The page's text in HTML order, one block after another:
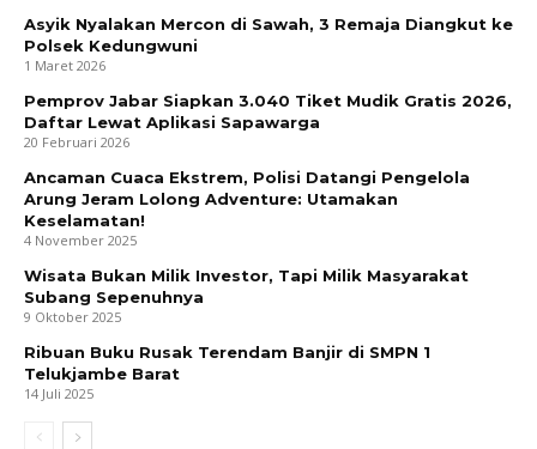
Asyik Nyalakan Mercon di Sawah, 3 Remaja Diangkut ke
Polsek Kedungwuni
1 Maret 2026
Pemprov Jabar Siapkan 3.040 Tiket Mudik Gratis 2026,
Daftar Lewat Aplikasi Sapawarga
20 Februari 2026
Ancaman Cuaca Ekstrem, Polisi Datangi Pengelola
Arung Jeram Lolong Adventure: Utamakan
Keselamatan!
4 November 2025
Wisata Bukan Milik Investor, Tapi Milik Masyarakat
Subang Sepenuhnya
9 Oktober 2025
Ribuan Buku Rusak Terendam Banjir di SMPN 1
Telukjambe Barat
14 Juli 2025